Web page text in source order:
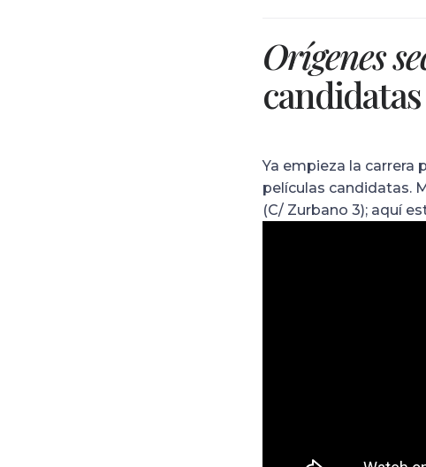
Orígenes
Ya empieza la carrera
películas candidatas.
(C/ Zurbano 3); aquí